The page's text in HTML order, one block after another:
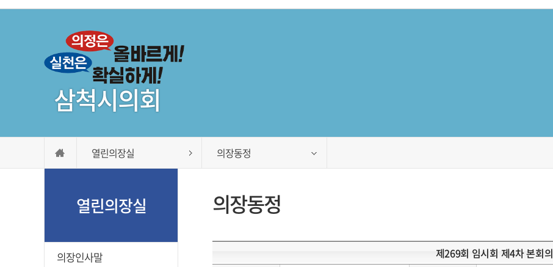
삼척시의회
열린의장실 의장동정
열린의장실
의장인사말
의장동정
제269회 임시회 제4차 본회의